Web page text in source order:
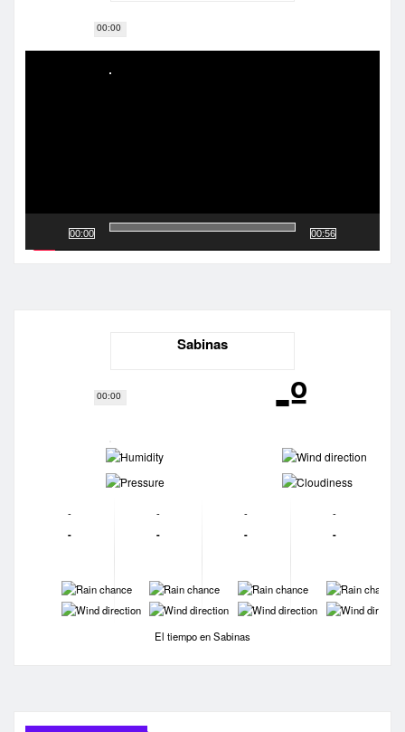
00:00
Reproductor
00:00
00:00
00:56
Sabinas
-º
-
-
-
-
-
-
-
-
-
-
-
-
-
-
-
-
-
-
-
-
El tiempo en Sabinas